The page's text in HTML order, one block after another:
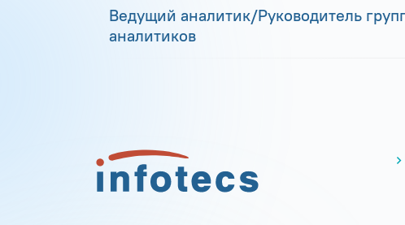
Ведущий аналитик/Руководитель
аналитиков